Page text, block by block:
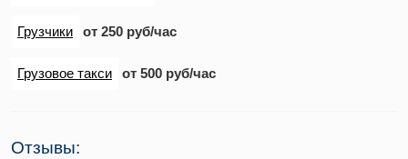
Грузчики от 250 руб/час
Грузовое такси от 500 руб/час
Отзывы: